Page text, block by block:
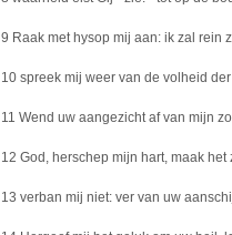
9 Raak met hysop mij aan: ik zal rein
10 spreek mij weer van de volheid
11 Wend uw aangezicht af van mijn
12 God, herschep mijn hart, maak
13 verban mij niet: ver van uw